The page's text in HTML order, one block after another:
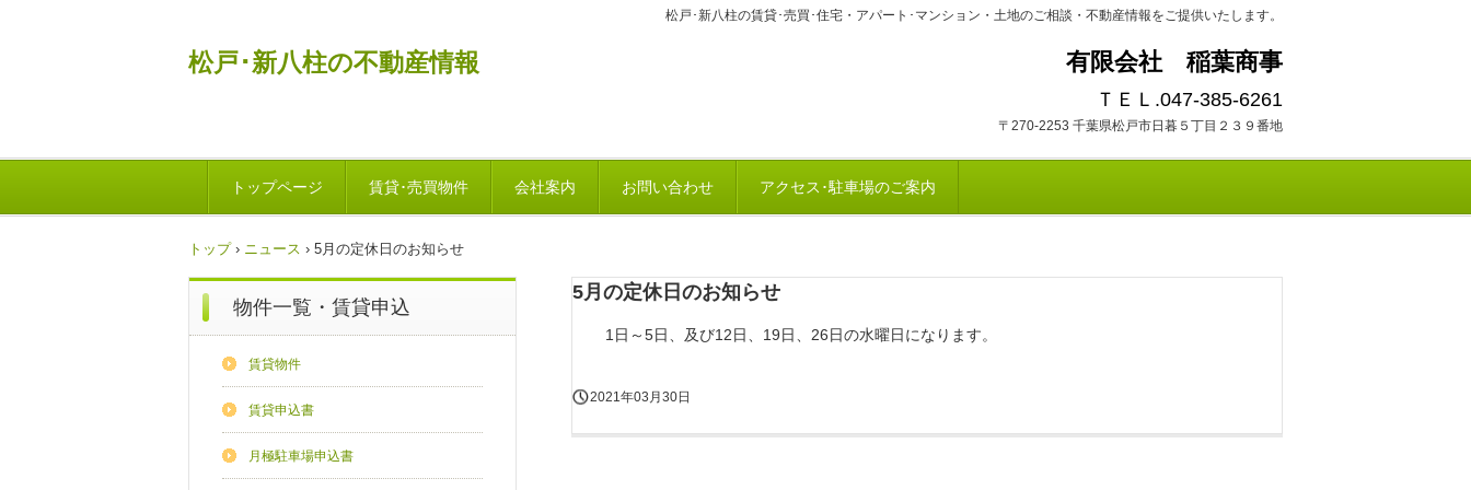
松戸･新八柱の不動産情報
松戸･新八柱の賃貸･売買･住宅・アパート･マンション・土地のご相談・不動産情報をご提供いたします。
有限会社 稲葉商事
ＴＥＬ.047-385-6261
〒270-2253 千葉県松戸市日暮５丁目２３９番地
トップページ 賃貸･売買物件 会社案内 お問い合わせ アクセス･駐車場のご案内
トップ › ニュース › 5月の定休日のお知らせ
5月の定休日のお知らせ
1日～5日、及び12日、19日、26日の水曜日になります。
2021年03月30日
物件一覧・賃貸申込
賃貸物件
賃貸申込書
月極駐車場申込書